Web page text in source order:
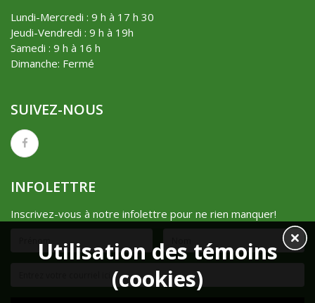
Lundi-Mercredi : 9 h à 17 h 30
Jeudi-Vendredi : 9 h à 19h
Samedi : 9 h à 16 h
Dimanche: Fermé
SUIVEZ-NOUS
INFOLETTRE
Inscrivez-vous à notre infolettre pour ne rien manquer!
Utilisation des témoins
(cookies)